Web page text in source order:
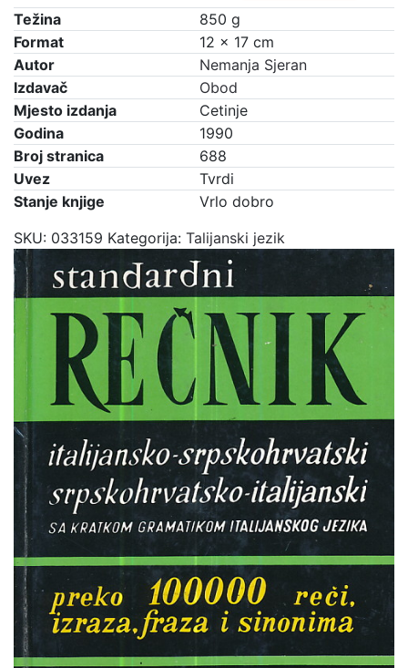
Težina
850 g
Format
12 × 17 cm
Autor
Nemanja Sjeran
Izdavač
Obod
Mjesto izdanja
Cetinje
Godina
1990
Broj stranica
688
Uvez
Tvrdi
Stanje knjige
Vrlo dobro
SKU: 033159 Kategorija: Talijanski jezik